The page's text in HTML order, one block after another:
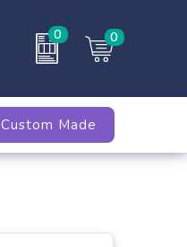
0 0
Custom Made